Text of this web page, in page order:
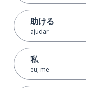
助ける
ajudar
私
eu; me